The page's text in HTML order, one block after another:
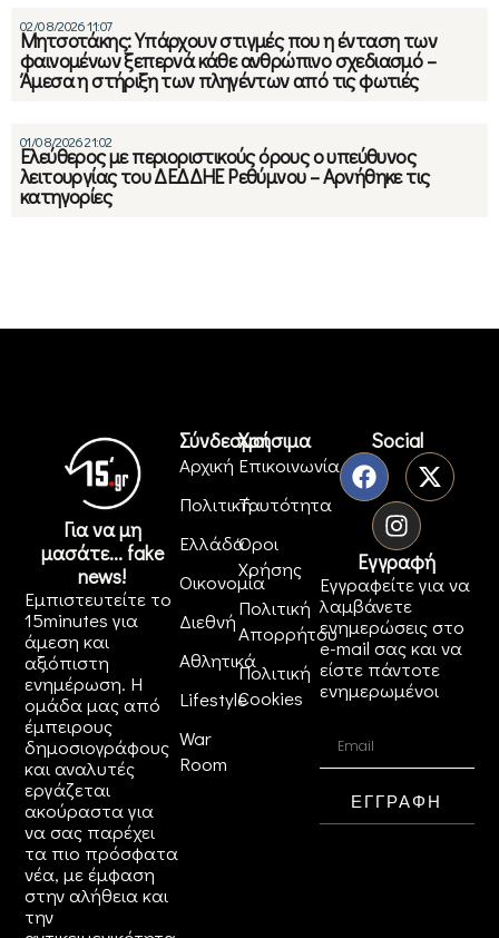
02/08/2026 11:07
Μητσοτάκης: Υπάρχουν στιγμές που η ένταση των
φαινομένων ξεπερνά κάθε ανθρώπινο σχεδιασμό –
Άμεσα η στήριξη των πληγέντων από τις φωτιές
01/08/2026 21:02
Ελεύθερος με περιοριστικούς όρους ο υπεύθυνος
λειτουργίας του ΔΕΔΔΗΕ Ρεθύμνου – Αρνήθηκε τις
κατηγορίες
Για να μη
μασάτε... fake
news!
Εμπιστευτείτε το
15minutes για
άμεση και
αξιόπιστη
ενημέρωση. Η
ομάδα μας από
έμπειρους
δημοσιογράφους
και αναλυτές
εργάζεται
ακούραστα για
να σας παρέχει
τα πιο πρόσφατα
νέα, με έμφαση
στην αλήθεια και
την
Σύνδεσμοι
Αρχική
Πολιτική
Ελλάδα
Οικονομία
Διεθνή
Αθλητικά
Lifestyle
War
Room
Χρήσιμα
Επικοινωνία
Ταυτότητα
Όροι
Χρήσης
Πολιτική
Απορρήτου
Πολιτική
Cookies
Social
Εγγραφή
Εγγραφείτε για να
λαμβάνετε
ενημερώσεις στο
e-mail σας και να
είστε πάντοτε
ενημερωμένοι
ΕΓΓΡΑΦΗ